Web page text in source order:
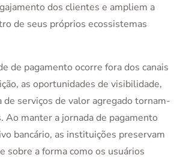
dos clientes e ampliem a
de seus próprios ecossistemas
de pagamento ocorre fora dos canais
as oportunidades de visibilidade,
de serviços de valor agregado tornam-
Ao manter a jornada de pagamento
bancário, as instituições preservam
sobre a forma como os usuários